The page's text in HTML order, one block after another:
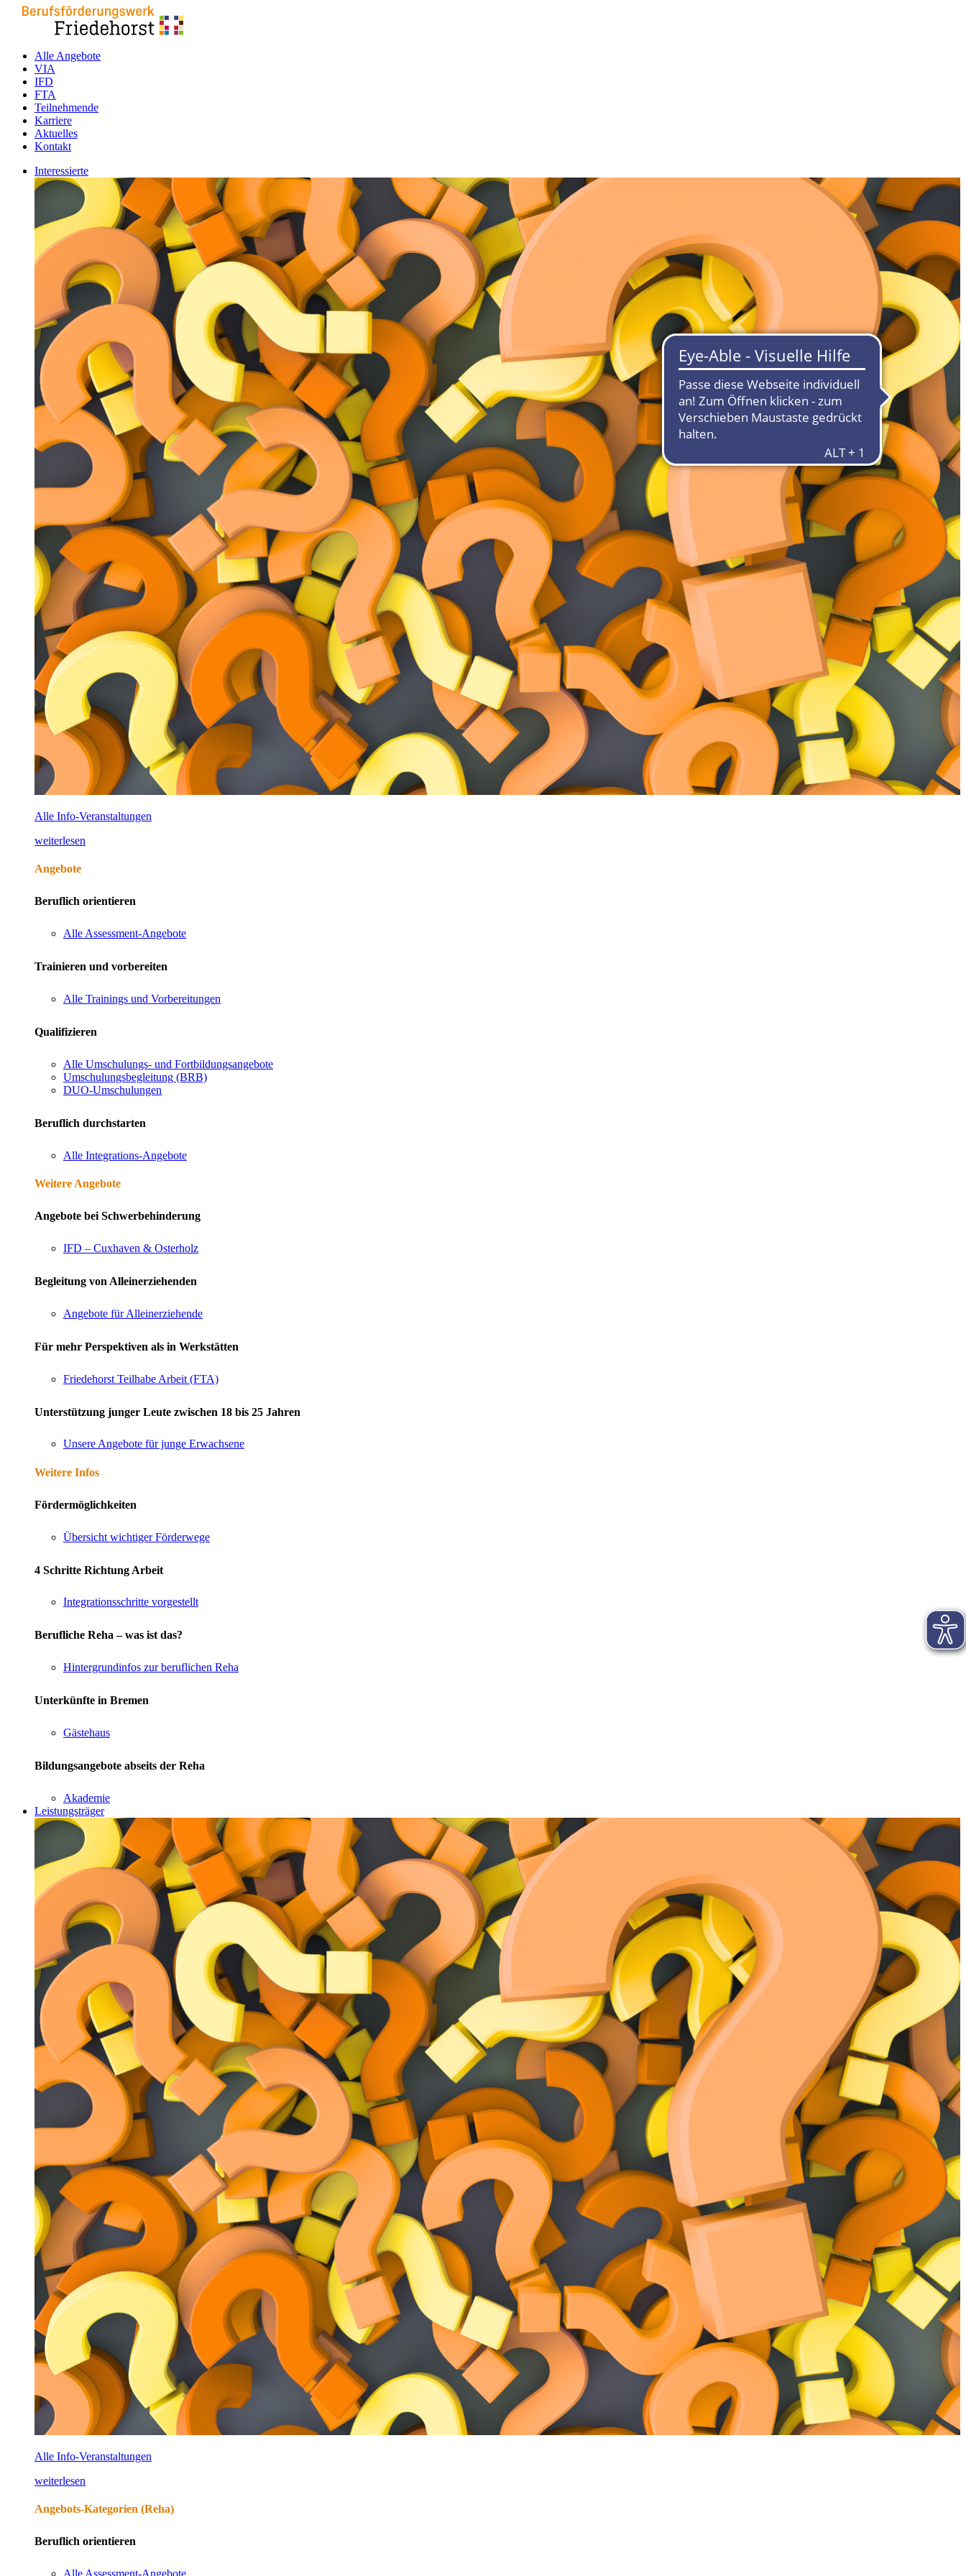
Alle Angebote
VIA
IFD
FTA
Teilnehmende
Karriere
Aktuelles
Kontakt
Interessierte
Alle Info-Veranstaltungen
weiterlesen
Angebote
Beruflich orientieren
Alle Assessment-Angebote
Trainieren und vorbereiten
Alle Trainings und Vorbereitungen
Qualifizieren
Alle Umschulungs- und Fortbildungsangebote
Umschulungsbegleitung (BRB)
DUO-Umschulungen
Beruflich durchstarten
Alle Integrations-Angebote
Weitere Angebote
Angebote bei Schwerbehinderung
IFD – Cuxhaven & Osterholz
Begleitung von Alleinerziehenden
Angebote für Alleinerziehende
Für mehr Perspektiven als in Werkstätten
Friedehorst Teilhabe Arbeit (FTA)
Unterstützung junger Leute zwischen 18 bis 25 Jahren
Unsere Angebote für junge Erwachsene
Weitere Infos
Fördermöglichkeiten
Übersicht wichtiger Förderwege
4 Schritte Richtung Arbeit
Integrationsschritte vorgestellt
Berufliche Reha – was ist das?
Hintergrundinfos zur beruflichen Reha
Unterkünfte in Bremen
Gästehaus
Bildungsangebote abseits der Reha
Akademie
Leistungsträger
Alle Info-Veranstaltungen
weiterlesen
Angebots-Kategorien (Reha)
Beruflich orientieren